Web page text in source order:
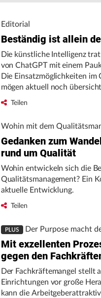
Editorial
Beständig ist allein
Die künstliche Intelligenz
von ChatGPT mit einem
Die Einsatzmöglichkeiten im
mögen aktuell noch
bildverarbeitenden
Zeit der KI möglicherweise
Teilen
Wohin mit dem
Gedanken zum
rund um Qualität
Wohin entwickeln sich die
Qualitätsmanagement? Ein
aktuelle Entwicklung.
Teilen
PLUS Der Purpose macht
Mit exzellenten
gegen den
Der Fachkräftemangel stellt
Einrichtungen vor große
kann die